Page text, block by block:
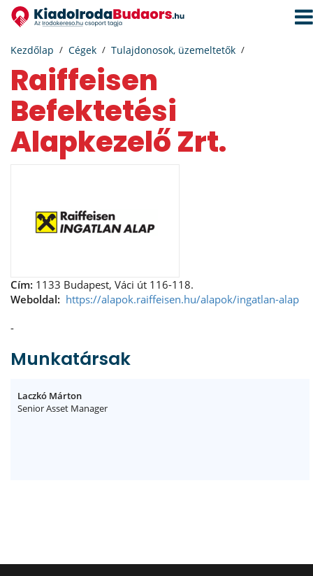
Kezdőlap Cégek Tulajdonosok, üzemeltetők
Raiffeisen
Befektetési
Alapkezelő Zrt.
Cím: 1133 Budapest, Váci út 116-118.
Weboldal: https://alapok.raiffeisen.hu/alapok/ingatlan-alap
-
Munkatársak
Laczkó Márton
Senior Asset Manager